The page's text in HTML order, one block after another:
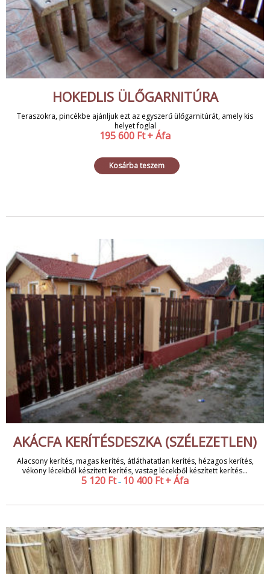
HOKEDLIS ÜLŐGARNITÚRA
Teraszokra, pincékbe ajánljuk ezt az egyszerű ülőgarnitúrát, amely kis
helyet foglal
195 600 Ft+ Áfa
Kosárba teszem
AKÁCFA KERÍTÉSDESZKA (SZÉLEZETLEN)
Alacsony kerítés, magas kerítés, átláthatatlan kerítés, hézagos kerítés,
vékony lécekből készített kerítés, vastag lécekből készített kerítés...
5 120 Ft – 10 400 Ft+ Áfa